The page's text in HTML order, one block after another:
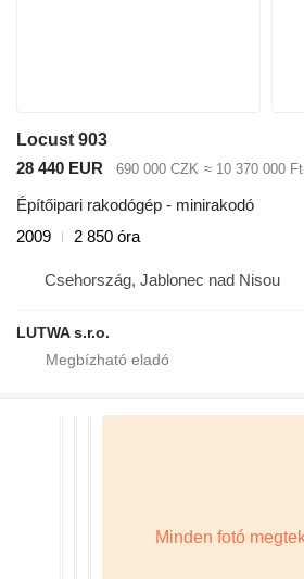
Locust 903
28 440 EUR
690 000 CZK ≈ 10 370 000 Ft
Építőipari rakodógép - minirakodó
2009
2 850 óra
Csehország, Jablonec nad Nisou
LUTWA s.r.o.